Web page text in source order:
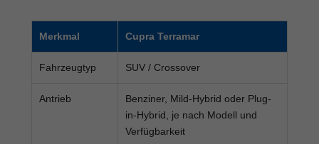
Merkmal Cupra Terramar
Fahrzeugtyp SUV / Crossover
Antrieb
Benziner, Mild-Hybrid oder Plug-
in-Hybrid, je nach Modell und
Verfügbarkeit